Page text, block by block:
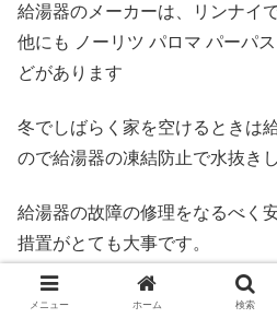
給湯器のメーカーは、リンナイで
他にも ノーリツ パロマ パーパ
どがあります
冬でしばらく家を空けるときは
ので給湯器の凍結防止で水抜き
給湯器の故障の修理をなるべく
措置がとても大事です。
少し時間的に余裕があるなら給
メニュー ホーム 検索